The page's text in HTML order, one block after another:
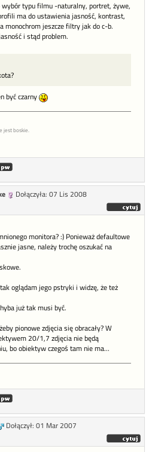
wybór typu filmu -naturalny, portret, żywe,
ma do ustawienia jasność, kontrast,
monochrom jeszcze filtry jak do c-b.
i stąd problem.
być czarny
jest boskie.
Dołączyła: 07 Lis 2008
monitora? :) Ponieważ defaultowe
jasne, należy trochę oszukać na
oglądam jego pstryki i widzę, że też
już tak musi być.
pionowe zdjęcia się obracały? W
20/1,7 zdjęcia nie będą
bo obiektyw czegoś tam nie ma...
Dołączył: 01 Mar 2007